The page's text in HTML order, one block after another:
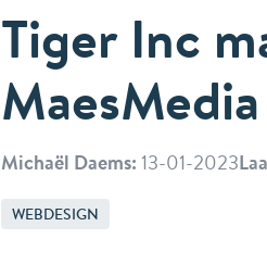
Tiger Inc
MaesMedia
Michaël Daems: 13-01-2023
WEBDESIGN